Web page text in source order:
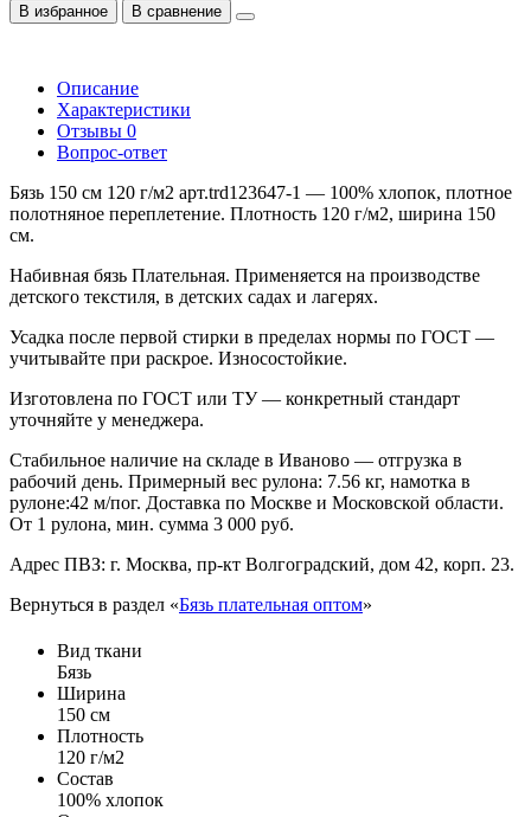
В избранное В сравнение
Описание
Характеристики
Отзывы 0
Вопрос-ответ
Бязь 150 см 120 г/м2 арт.trd123647-1 — 100% хлопок, плотное
полотняное переплетение. Плотность 120 г/м2, ширина 150
см.
Набивная бязь Плательная. Применяется на производстве
детского текстиля, в детских садах и лагерях.
Усадка после первой стирки в пределах нормы по ГОСТ —
учитывайте при раскрое. Износостойкие.
Изготовлена по ГОСТ или ТУ — конкретный стандарт
уточняйте у менеджера.
Стабильное наличие на складе в Иваново — отгрузка в
рабочий день. Примерный вес рулона: 7.56 кг, намотка в
рулоне:42 м/пог. Доставка по Москве и Московской области.
От 1 рулона, мин. сумма 3 000 руб.
Адрес ПВЗ: г. Москва, пр-кт Волгоградский, дом 42, корп. 23.
Вернуться в раздел «Бязь плательная оптом»
Вид ткани
Бязь
Ширина
150 см
Плотность
120 г/м2
Состав
100% хлопок